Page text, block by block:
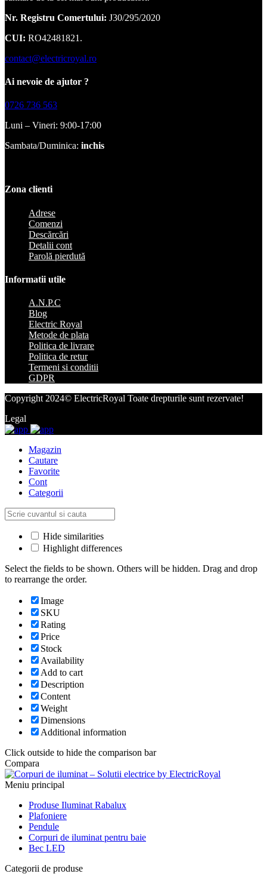
Nr. Registru Comertului: J30/295/2020
CUI: RO42481821.
contact@electricroyal.ro
Ai nevoie de ajutor ?
0726 736 563
Luni – Vineri: 9:00-17:00
Sambata/Duminica: inchis
Zona clienti
Adrese
Comenzi
Descărcări
Detalii cont
Parolă pierdută
Informatii utile
A.N.P.C
Blog
Electric Royal
Metode de plata
Politica de livrare
Politica de retur
Termeni si conditii
GDPR
Copyright 2024© ElectricRoyal Toate drepturile sunt rezervate!
Legal
Magazin
Cautare
Favorite
Cont
Categorii
Hide similarities
Highlight differences
Select the fields to be shown. Others will be hidden. Drag and drop
to rearrange the order.
Image
SKU
Rating
Price
Stock
Availability
Add to cart
Description
Content
Weight
Dimensions
Additional information
Click outside to hide the comparison bar
Compara
Meniu principal
Produse Iluminat Rabalux
Plafoniere
Pendule
Corpuri de iluminat pentru baie
Bec LED
Categorii de produse